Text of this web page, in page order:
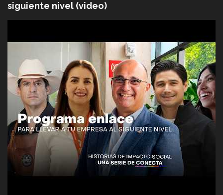
siguiente nivel (video)